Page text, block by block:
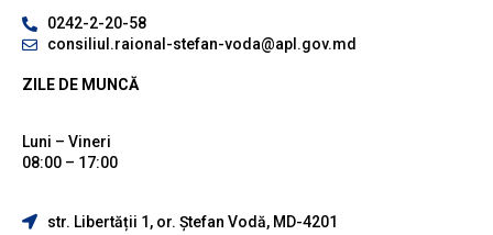
0242-2-20-58
consiliul.raional-stefan-voda@apl.gov.md
ZILE DE MUNCĂ
Luni – Vineri
08:00 – 17:00
str. Libertății 1, or. Ștefan Vodă, MD-4201